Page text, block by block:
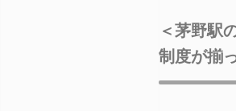
＜茅野駅
制度が揃